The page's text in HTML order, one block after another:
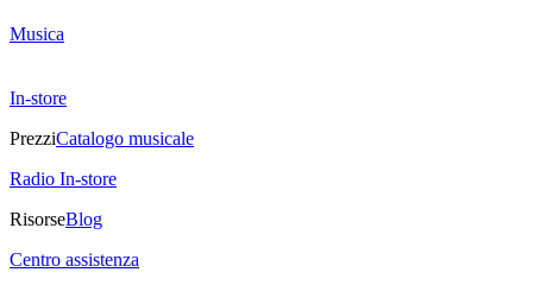
Musica
In-store
PrezziCatalogo musicale
Radio In-store
RisorseBlog
Centro assistenza